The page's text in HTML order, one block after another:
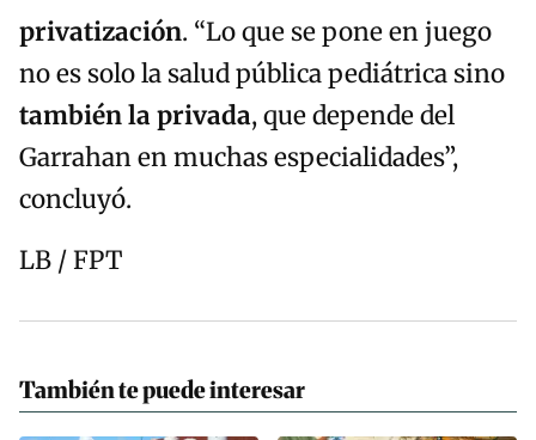
privatización. “Lo que se pone en juego
no es solo la salud pública pediátrica sino
también la privada, que depende del
Garrahan en muchas especialidades”,
concluyó.
LB / FPT
También te puede interesar